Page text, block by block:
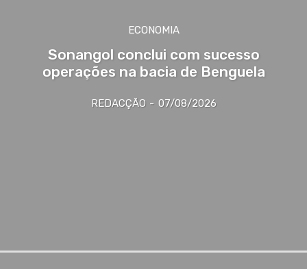
ECONOMIA
Sonangol conclui com sucesso
operações na bacia de Benguela
REDACÇÃO - 07/08/2026